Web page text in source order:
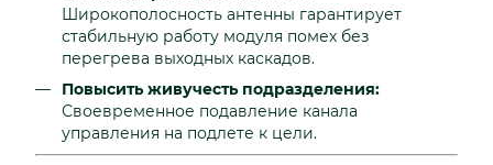
Широкополосность антенны гарантирует
стабильную работу модуля помех без
перегрева выходных каскадов.
Повысить живучесть подразделения:
Своевременное подавление канала
управления на подлете к цели.